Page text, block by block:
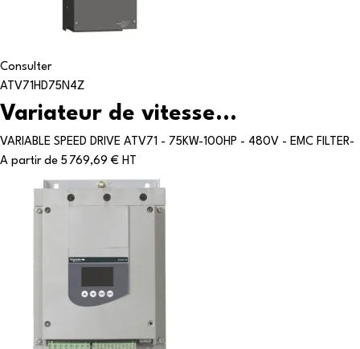
Consulter
ATV71HD75N4Z
Variateur de vitesse...
VARIABLE SPEED DRIVE ATV71 - 75KW-100HP - 480V - EMC FILTER-
A partir de 5 769,69 € HT